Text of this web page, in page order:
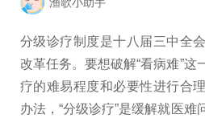
分级诊疗制度是十八届三中全
改革任务。要想破解“看病难”这
疗的难易程度和必要性进行合
办法，“分级诊疗”是缓解就医